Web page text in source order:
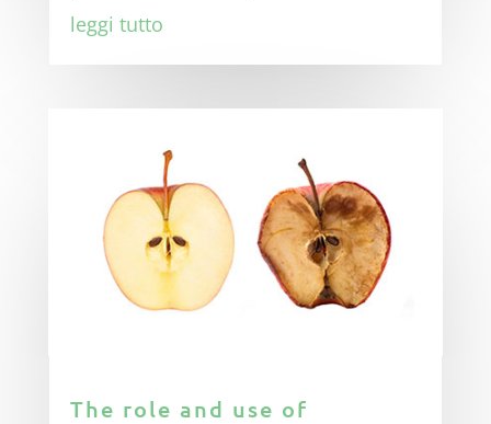
leggi tutto
The role and use of